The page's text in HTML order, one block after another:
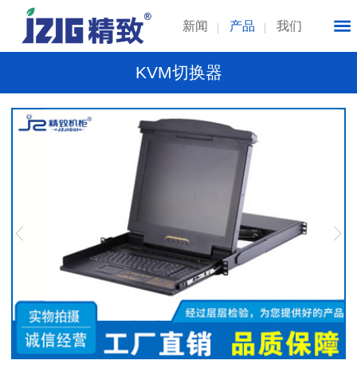
新闻 产品 我们
KVM切换器
1/1